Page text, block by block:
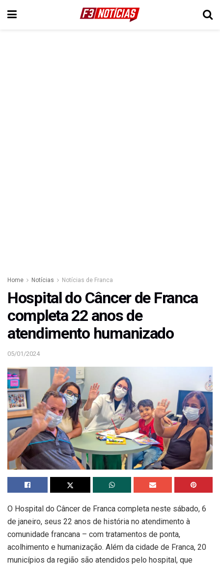
Home Notícias Notícias de Franca
Hospital do Câncer de Franca
completa 22 anos de
atendimento humanizado
05/01/2024
O Hospital do Câncer de Franca completa neste sábado, 6
de janeiro, seus 22 anos de história no atendimento à
comunidade francana – com tratamentos de ponta,
acolhimento e humanização. Além da cidade de Franca, 20
municípios da região são atendidos pelo hospital, que